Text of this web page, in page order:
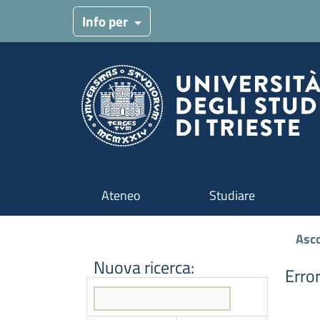
Menu target
Info per
Navigazione principale
Ateneo Studiare
Nuova ricerca: